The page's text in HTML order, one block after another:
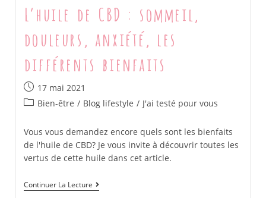
L’huile de CBD : sommeil,
douleurs, anxiété, les
différents bienfaits
Post
published:
17 mai 2021
PostBien-être / Blog lifestyle / J'ai testé pour vous
Vous vous demandez encore quels sont les bienfaits
de l'huile de CBD? Je vous invite à découvrir toutes les
vertus de cette huile dans cet article.
Continuer La LectureL’huile
De